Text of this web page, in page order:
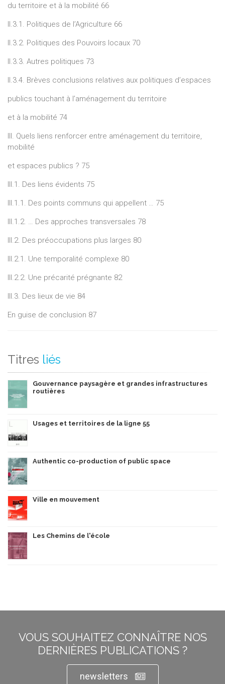
du territoire et à la mobilité 66
II.3.1. Politiques de l’Agriculture 66
II.3.2. Politiques des Pouvoirs locaux 70
II.3.3. Autres politiques 73
II.3.4. Brèves conclusions relatives aux politiques d’espaces
publics touchant à l’aménagement du territoire
et à la mobilité 74
III. Quels liens renforcer entre aménagement du territoire,
mobilité
et espaces publics ? 75
III.1. Des liens évidents 75
III.1.1. Des points communs qui appellent … 75
III.1.2. … Des approches transversales 78
III.2. Des préoccupations plus larges 80
III.2.1. Une temporalité complexe 80
III.2.2. Une précarité prégnante 82
III.3. Des lieux de vie 84
En guise de conclusion 87
Titres liés
Gouvernance paysagère et grandes infrastructures
routières
Usages et territoires de la ligne 55
Authentic co-production of public space
Ville en mouvement
Les Chemins de l'école
VOUS SOUHAITEZ CONNAÎTRE NOS
DERNIÈRES PUBLICATIONS ?
newsletters